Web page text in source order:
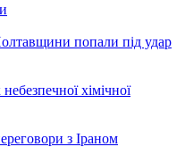
попали під удар
хімічної
з Іраном